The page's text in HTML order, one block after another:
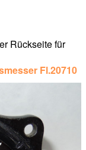
Rückseite für
Fl.20710